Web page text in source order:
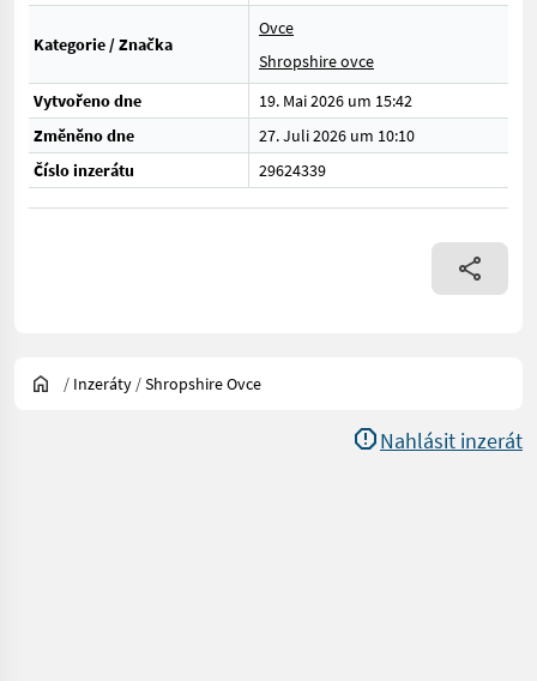
Kategorie / Značka
Ovce
Shropshire ovce
Vytvořeno dne
19. Mai 2026 um 15:42
Změněno dne
27. Juli 2026 um 10:10
Číslo inzerátu
29624339
/ Inzeráty /Shropshire Ovce
Nahlásit inzerát